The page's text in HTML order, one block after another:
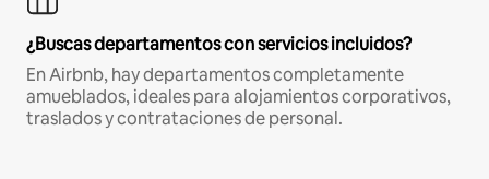
¿Buscas departamentos con servicios incluidos?
En Airbnb, hay departamentos completamente
amueblados, ideales para alojamientos corporativos,
traslados y contrataciones de personal.